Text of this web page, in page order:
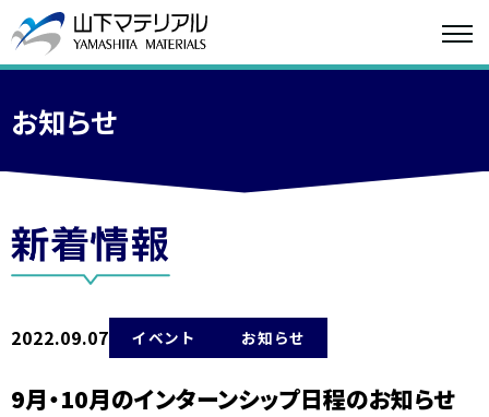
お知らせ
2022.09.07 イベント お知らせ
9月・10月のインターンシップ日程のお知らせ